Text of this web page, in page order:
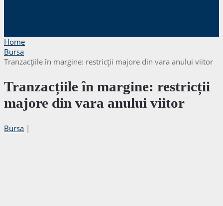
Home
Bursa
Tranzacțiile în margine: restricții majore din vara anului viitor
Tranzacțiile în margine: restricții
majore din vara anului viitor
Bursa |